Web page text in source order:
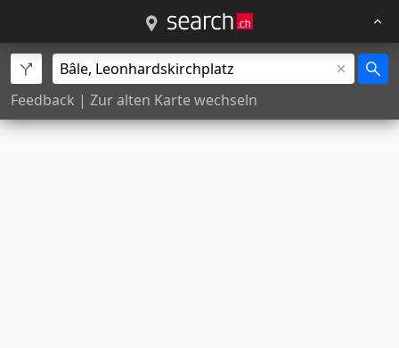
Feedback | Zur alten Karte wechseln